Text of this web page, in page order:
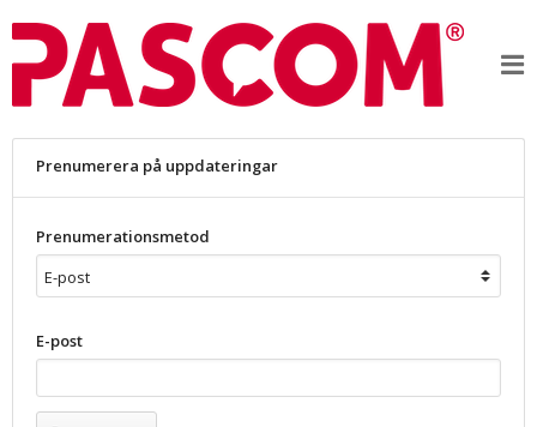
Prenumerera på uppdateringar
Prenumerationsmetod
E-post